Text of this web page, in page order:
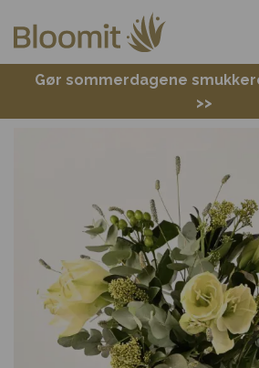
Gør sommerdagene
>>